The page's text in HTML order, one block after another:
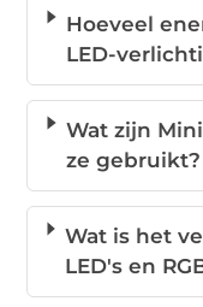
Hoeveel
LED-
Wat zijn
ze gebruikt?
Wat is het
LED's en